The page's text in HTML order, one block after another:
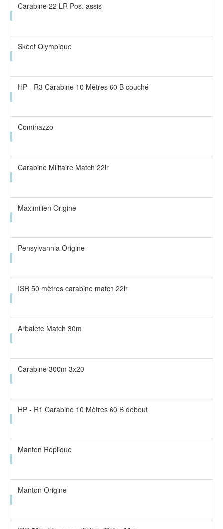
Carabine 22 LR Pos. assis
Skeet Olympique
HP - R3 Carabine 10 Mètres 60 B couché
Cominazzo
Carabine Militaire Match 22lr
Maximilien Origine
Pensylvannia Origine
ISR 50 mètres carabine match 22lr
Arbalète Match 30m
Carabine 300m 3x20
HP - R1 Carabine 10 Mètres 60 B debout
Manton Réplique
Manton Origine